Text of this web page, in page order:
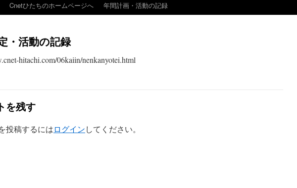
Cnetひたちのホームページへ 年間計画・活動の記録
・活動の記録
hitachi.com/06kaiin/nenkanyotei.html
を残す
投稿するにはログインしてください。